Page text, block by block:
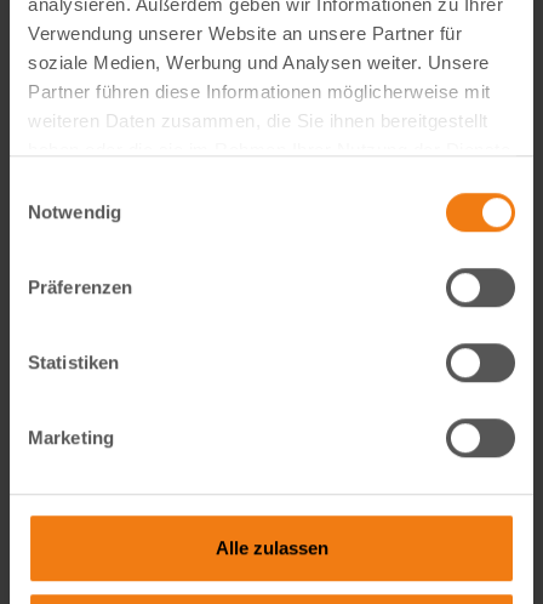
analysieren. Außerdem geben wir Informationen zu Ihrer
Verwendung unserer Website an unsere Partner für
soziale Medien, Werbung und Analysen weiter. Unsere
Partner führen diese Informationen möglicherweise mit
weiteren Daten zusammen, die Sie ihnen bereitgestellt
Notwendig
Präferenzen
Statistiken
Marketing
Alle zulassen
Visual Content Creator (m/w/d) – E-Commerce
Werde Teil von Lemodo360! Als Visual Content Creator
gestaltest du verkaufsstarke Amazon- und E-Commerce-
Bildwelten – von der Idee bis zum A++ Content. Kreativ,
technisch, KI-getrieben und mit echtem…